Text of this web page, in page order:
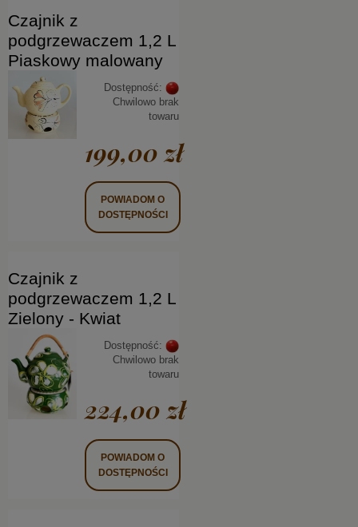
Czajnik z
podgrzewaczem 1,2 L
Piaskowy malowany
Dostępność:
Chwilowo brak
towaru
199,00 zł
POWIADOM O
DOSTĘPNOŚCI
Czajnik z
podgrzewaczem 1,2 L
Zielony - Kwiat
Dostępność:
Chwilowo brak
towaru
224,00 zł
POWIADOM O
DOSTĘPNOŚCI